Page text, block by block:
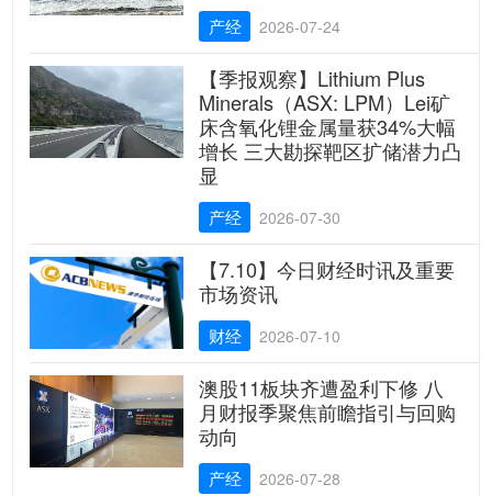
产经 2026-07-24
【季报观察】Lithium Plus
Minerals（ASX: LPM）Lei矿
床含氧化锂金属量获34%大幅
增长 三大勘探靶区扩储潜力凸
显
产经 2026-07-30
【7.10】今日财经时讯及重要
市场资讯
财经 2026-07-10
澳股11板块齐遭盈利下修 八
月财报季聚焦前瞻指引与回购
动向
产经 2026-07-28